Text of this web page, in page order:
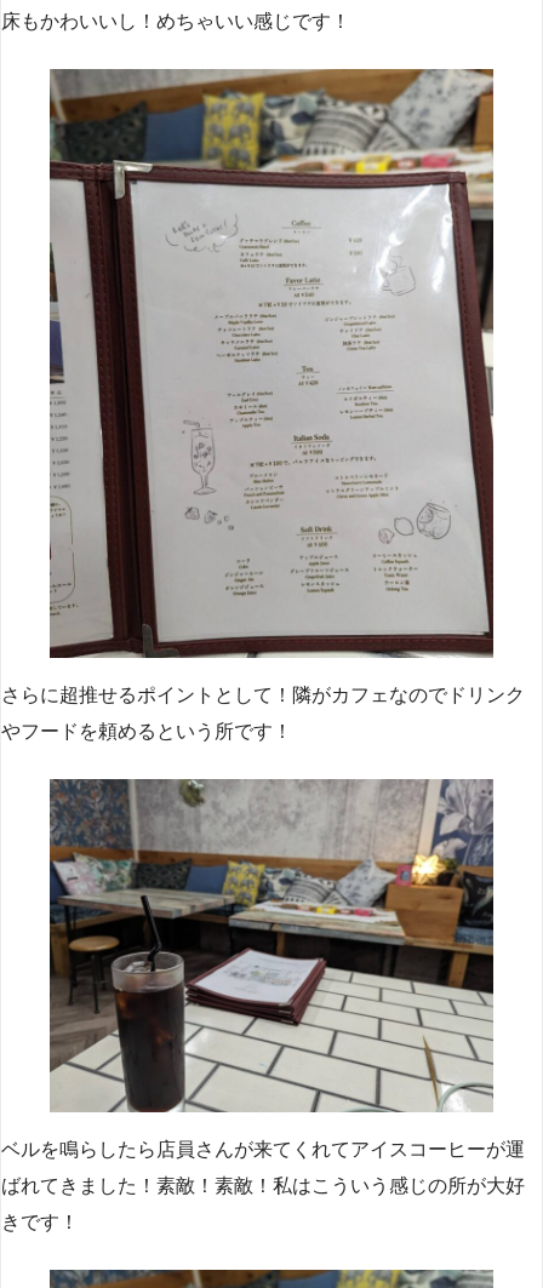
床もかわいいし！めちゃいい感じです！
さらに超推せるポイントとして！隣がカフェなのでドリンク
やフードを頼めるという所です！
ベルを鳴らしたら店員さんが来てくれてアイスコーヒーが運
ばれてきました！素敵！素敵！私はこういう感じの所が大好
きです！